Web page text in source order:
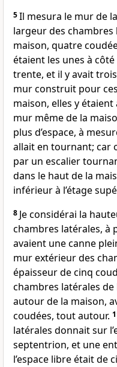
5Il mesura le mur de
largeur des
maison, quatre
étaient les unes à
trente, et il y avait
mur construit pour
maison, elles y
mur même de la
plus d’espace, à
allait en tournant; car
par un escalier
dans le haut de la
inférieur à l’étage
8 Je considérai la
chambres latérales, à
avaient une canne
mur extérieur des
épaisseur de cinq
chambres latérales de
autour de la maison,
coudées, tout autour.
latérales donnait sur
septentrion, et une
l’espace libre était de